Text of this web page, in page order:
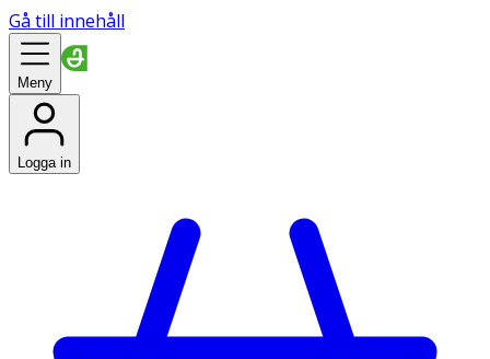
Gå till innehåll
Meny
Logga in